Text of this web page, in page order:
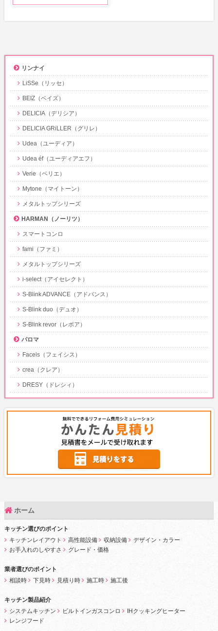
リンナイ
LiSSe（リッセ）
BEIZ（ベイズ）
DELICIA（デリシア）
DELICIA GRiLLER（グリレ）
Udea（ユーディア）
Udea éf（ユーディアエフ）
Verie（ベリエ）
Mytone（マイトーン）
メタルトップシリーズ
HARMAN（ノーリツ）
スマートコンロ
fami（ファミ）
メタルトップシリーズ
i-select（アイセレクト）
S-Blink ADVANCE（アドバンス）
S-Blink duo（デュオ）
S-Blink revor（レボア）
パロマ
Faceis（フェイシス）
crea（クレア）
DRESY（ドレシィ）
ホーム
キッチン選びのポイント
キッチンレイアウト
高性能設備 収納設備
デザイン・カラー
お手入れのしやすさ
グレード・価格
業者選びのポイント
相談時
下見時 見積り時 施工時 施工後
キッチン製品紹介
システムキッチン
ビルトインガスコンロ
IHクッキングヒーター
レンジフード